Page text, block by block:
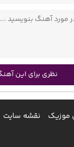
نظری برای این
موزیک نقشه سایت